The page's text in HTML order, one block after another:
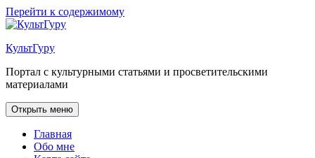
Перейти к содержимому
КультГуру
Портал с культурными статьями и просветительскими
материалами
Открыть меню
Главная
Обо мне